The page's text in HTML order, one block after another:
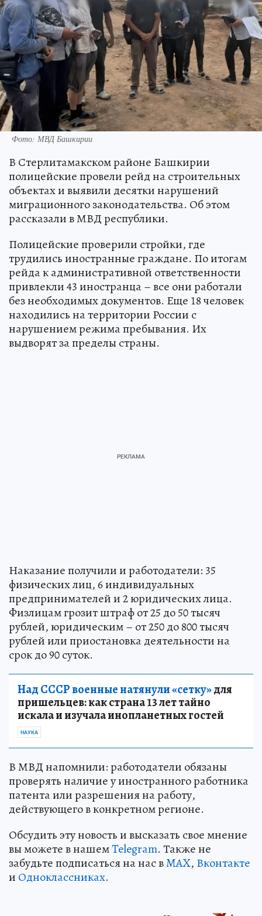
Фото: МВД Башкирии
В Стерлитамакском районе Башкирии
полицейские провели рейд на строительных
объектах и выявили десятки нарушений
миграционного законодательства. Об этом
рассказали в МВД республики.
Полицейские проверили стройки, где
трудились иностранные граждане. По итогам
рейда к административной ответственности
привлекли 43 иностранца – все они работали
без необходимых документов. Еще 18 человек
находились на территории России с
нарушением режима пребывания. Их
выдворят за пределы страны.
Наказание получили и работодатели: 35
физических лиц, 6 индивидуальных
предпринимателей и 2 юридических лица.
Физлицам грозит штраф от 25 до 50 тысяч
рублей, юридическим – от 250 до 800 тысяч
рублей или приостановка деятельности на
срок до 90 суток.
Над СССР военные натянули «сетку»для
пришельцев: как страна 13 лет тайно
искала и изучала инопланетных гостей
НАУКА
В МВД напомнили: работодатели обязаны
проверять наличие у иностранного работника
патента или разрешения на работу,
действующего в конкретном регионе.
Обсудить эту новость и высказать свое мнение
вы можете в нашемTelegram. Также не
забудьте подписаться на нас вMAX, Вконтакте
и Одноклассниках.